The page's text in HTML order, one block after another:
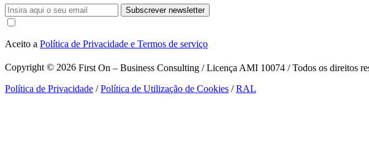
Subscrever newsletter
Aceito a Política de Privacidade e Termos de serviço
Copyright © 2026 First On – Business Consulting / Licença AMI 10074 / Todos os direitos
Política de Privacidade /Política de Utilização de Cookies /RAL